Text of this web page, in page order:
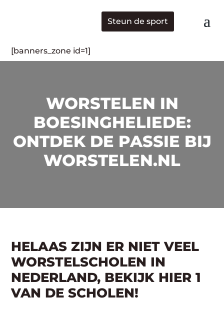
Steun de sport
[banners_zone id=1]
WORSTELEN IN
BOESINGHELIEDE:
ONTDEK DE PASSIE BIJ
WORSTELEN.NL
HELAAS ZIJN ER NIET VEEL
WORSTELSCHOLEN IN
NEDERLAND, BEKIJK HIER 1
VAN DE SCHOLEN!